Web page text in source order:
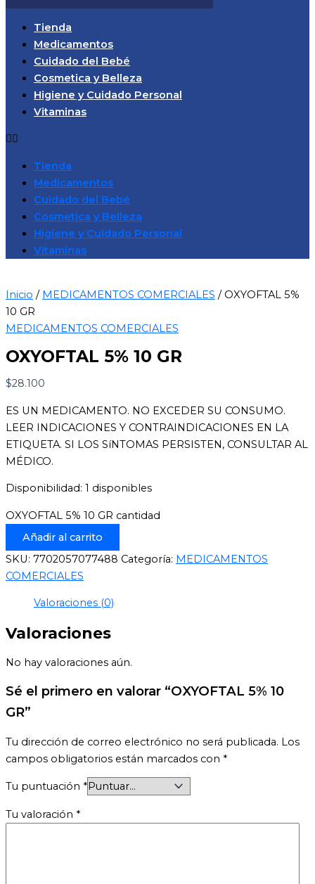
Tienda
Medicamentos
Cuidado del Bebé
Cosmetica y Belleza
Higiene y Cuidado Personal
Vitaminas
Tienda
Medicamentos
Cuidado del Bebé
Cosmetica y Belleza
Higiene y Cuidado Personal
Vitaminas
Inicio / MEDICAMENTOS COMERCIALES / OXYOFTAL 5%
10 GR
MEDICAMENTOS COMERCIALES
OXYOFTAL 5% 10 GR
$28.100
ES UN MEDICAMENTO. NO EXCEDER SU CONSUMO.
LEER INDICACIONES Y CONTRAINDICACIONES EN LA
ETIQUETA. SI LOS SíNTOMAS PERSISTEN, CONSULTAR AL
MÉDICO.
Disponibilidad: 1 disponibles
OXYOFTAL 5% 10 GR cantidad
Añadir al carrito
SKU: 7702057077488 Categoría: MEDICAMENTOS
COMERCIALES
Valoraciones (0)
Valoraciones
No hay valoraciones aún.
Sé el primero en valorar “OXYOFTAL 5% 10
GR”
Tu dirección de correo electrónico no será publicada. Los
campos obligatorios están marcados con *
Tu puntuación *
Tu valoración *